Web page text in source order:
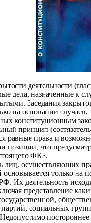
деятельности
дела, назначенные к
Заседания
на основании случаев,
конституционным
принцип
равные права и
позиции, что
ФКЗ.
лиц, осуществляющих
основывается только на
Их деятельность
представление
социальных
постороннее